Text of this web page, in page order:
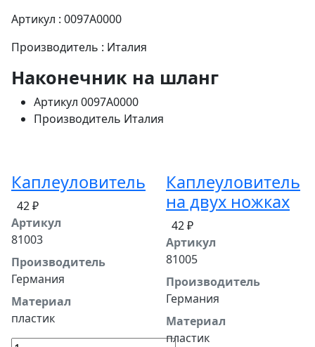
Артикул : 0097A0000
Производитель : Италия
Наконечник на шланг
Артикул 0097A0000
Производитель Италия
Каплеуловитель
42 ₽
Артикул
81003
Производитель
Германия
Материал
пластик
Каплеуловитель
на двух ножках
42 ₽
Артикул
81005
Производитель
Германия
Материал
пластик